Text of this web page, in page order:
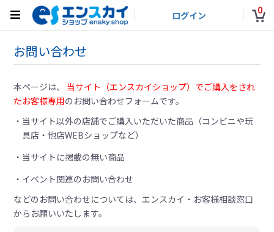
ログイン 0
お問い合わせ
本ページは、 当サイト（エンスカイショップ）でご購入をされ
たお客様専用のお問い合わせフォームです。
当サイト以外の店舗でご購入いただいた商品（コンビニや玩
具店・他店WEBショップなど）
当サイトに掲載の無い商品
イベント関連のお問い合わせ
などのお問い合わせについては、エンスカイ・お客様相談窓口
からお願いいたします。